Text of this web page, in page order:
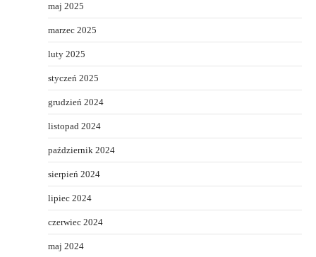
maj 2025
marzec 2025
luty 2025
styczeń 2025
grudzień 2024
listopad 2024
październik 2024
sierpień 2024
lipiec 2024
czerwiec 2024
maj 2024